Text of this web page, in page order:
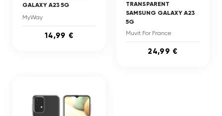
GALAXY A23 5G
MyWay
14,99 €
TRANSPARENT
SAMSUNG GALAXY A23
5G
Muvit For France
24,99 €